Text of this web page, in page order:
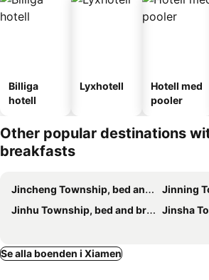
Billiga
hotell
Lyxhotell
Hotell med
pooler
Other popular destinations
breakfasts
Jincheng Township, bed and breakfasts
Jinning
Jinhu Township, bed and breakfasts
Jinsha
Se alla boenden i Xiamen